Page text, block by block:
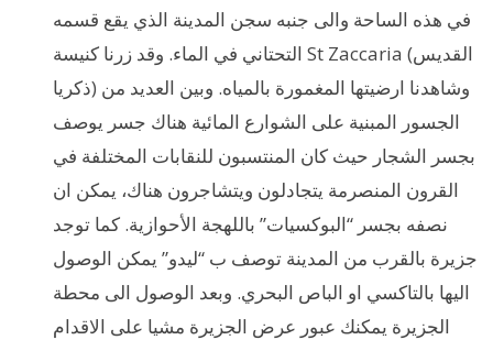
في هذه الساحة والى جنبه سجن المدينة الذي يقع قسمه
التحتاني في الماء. وقد زرنا كنيسة St Zaccaria (القديس
ذكريا) وشاهدنا ارضيتها المغمورة بالمياه. وبين العديد من
الجسور المبنية على الشوارع المائية هناك جسر يوصف
بجسر الشجار حيث كان المنتسبون للنقابات المختلفة في
القرون المنصرمة يتجادلون ويتشاجرون هناك، يمكن ان
نصفه بجسر “البوكسيات” باللهجة الأحوازية. كما توجد
جزيرة بالقرب من المدينة توصف ب “ليدو” يمكن الوصول
اليها بالتاكسي او الباص البحري. وبعد الوصول الى محطة
الجزيرة يمكنك عبور عرض الجزيرة مشيا على الاقدام